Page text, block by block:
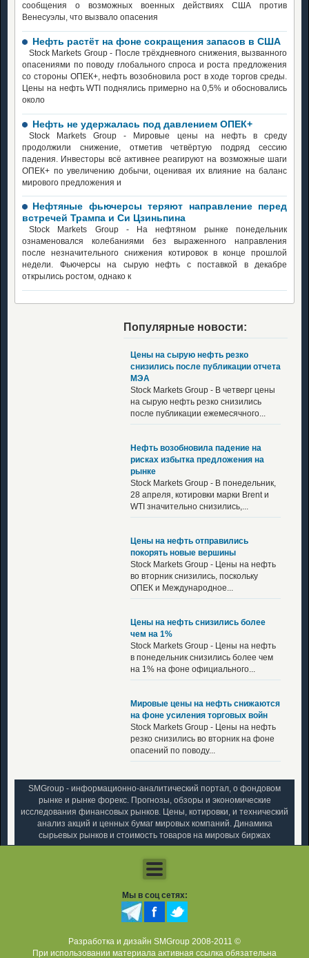
сообщения о возможных военных действиях США против
Венесуэлы, что вызвало опасения
Нефть растёт на фоне сокращения запасов в США
Stock Markets Group - После трёхдневного снижения, вызванного
опасениями по поводу глобального спроса и роста предложения
со стороны ОПЕК+, нефть возобновила рост в ходе торгов среды.
Цены на нефть WTI поднялись примерно на 0,5% и обосновались
около
Нефть не удержалась под давлением ОПЕК+
Stock Markets Group - Мировые цены на нефть в среду
продолжили снижение, отметив четвёртую подряд сессию
падения. Инвесторы всё активнее реагируют на возможные шаги
ОПЕК+ по увеличению добычи, оценивая их влияние на баланс
мирового предложения и
Нефтяные фьючерсы теряют направление перед
встречей Трампа и Си Цзиньпина
Stock Markets Group - На нефтяном рынке понедельник
ознаменовался колебаниями без выраженного направления
после незначительного снижения котировок в конце прошлой
недели. Фьючерсы на сырую нефть с поставкой в декабре
открылись ростом, однако к
Популярные новости:
Цены на сырую нефть резко
снизились после публикации отчета
МЭА
Stock Markets Group - В четверг цены
на сырую нефть резко снизились
после публикации ежемесячного...
Нефть возобновила падение на
рисках избытка предложения на
рынке
Stock Markets Group - В понедельник,
28 апреля, котировки марки Brent и
WTI значительно снизились,...
Цены на нефть отправились
покорять новые вершины
Stock Markets Group - Цены на нефть
во вторник снизились, поскольку
ОПЕК и Международное...
Цены на нефть снизились более
чем на 1%
Stock Markets Group - Цены на нефть
в понедельник снизились более чем
на 1% на фоне официального...
Мировые цены на нефть снижаются
на фоне усиления торговых войн
Stock Markets Group - Цены на нефть
резко снизились во вторник на фоне
опасений по поводу...
SMGroup - информационно-аналитический портал, о фондовом
рынке и рынке форекс. Прогнозы, обзоры и экономические
исследования финансовых рынков. Цены, котировки, и технический
анализ акций и ценных бумаг мировых компаний. Динамика
сырьевых рынков и стоимость товаров на мировых биржах
Мы в соц сетях:
Разработка и дизайн SMGroup 2008-2011 ©
При использовании материала активная ссылка обязательна